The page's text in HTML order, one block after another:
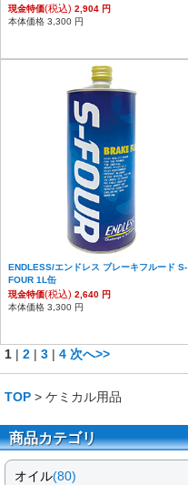
現金特価(税込) 2,904 円
本体価格 3,300 円
ENDLESS/エンドレス ブレーキフルード S-
FOUR 1L缶
現金特価(税込) 2,640 円
本体価格 3,300 円
1 | 2 | 3 | 4 次へ>>
TOP > ケミカル用品
商品カテゴリ
オイル(80)